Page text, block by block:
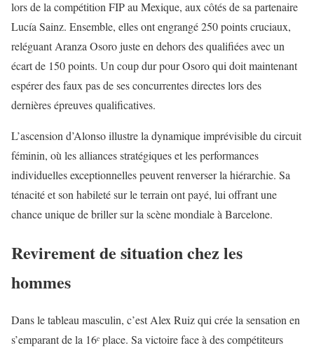
lors de la compétition FIP au Mexique, aux côtés de sa partenaire
Lucía Sainz. Ensemble, elles ont engrangé 250 points cruciaux,
reléguant Aranza Osoro juste en dehors des qualifiées avec un
écart de 150 points. Un coup dur pour Osoro qui doit maintenant
espérer des faux pas de ses concurrentes directes lors des
dernières épreuves qualificatives.
L’ascension d’Alonso illustre la dynamique imprévisible du circuit
féminin, où les alliances stratégiques et les performances
individuelles exceptionnelles peuvent renverser la hiérarchie. Sa
ténacité et son habileté sur le terrain ont payé, lui offrant une
chance unique de briller sur la scène mondiale à Barcelone.
Revirement de situation chez les
hommes
Dans le tableau masculin, c’est Alex Ruiz qui crée la sensation en
s’emparant de la 16ᵉ place. Sa victoire face à des compétiteurs